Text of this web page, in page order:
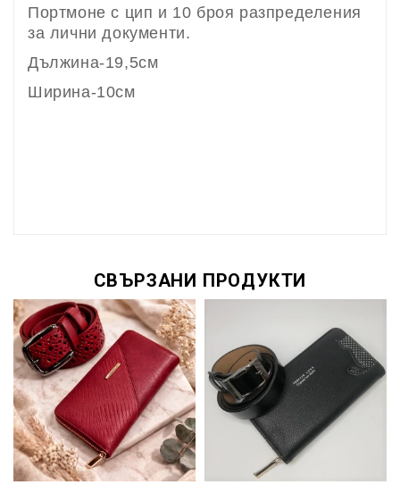
Портмоне с цип и 10 броя разпределения
за лични документи.
Дължина-19,5см
Ширина-10см
СВЪРЗАНИ ПРОДУКТИ